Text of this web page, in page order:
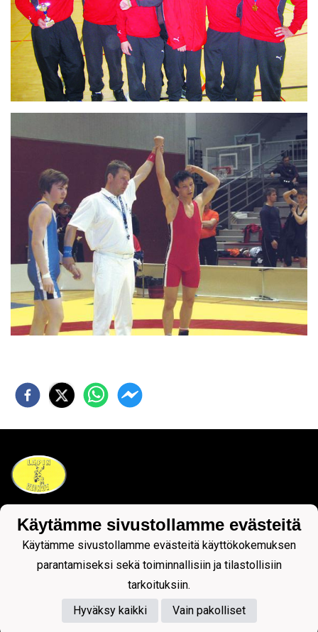
Tietosuojaseloste
Powered by
Käytämme sivustollamme evästeitä
Käytämme sivustollamme evästeitä käyttökokemuksen
parantamiseksi sekä toiminnallisiin ja tilastollisiin
tarkoituksiin.
Hyväksy kaikki
Vain pakolliset